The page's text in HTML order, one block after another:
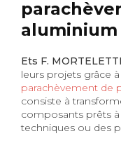
aluminium
Ets F.
leurs projets grâce
parachèvement de
consiste à
composants prêts
techniques ou des